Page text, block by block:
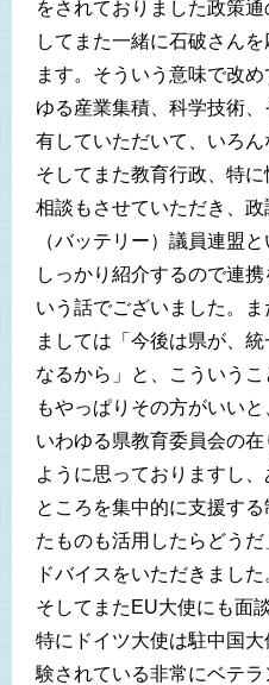
をされておりました政策
してまた一緒に石破さん
ます。そういう意味で改
ゆる産業集積、科学技術
有していただいて、いろん
そしてまた教育行政、特
相談もさせていただき、
（バッテリー）議員連盟
しっかり紹介するので連
いう話でございました。
ましては「今後は県が、
なるから」と、こういう
もやっぱりその方がいい
いわゆる県教育委員会の
ように思っておりますし
ところを集中的に支援す
たものも活用したらどう
ドバイスをいただきまし
そしてまたEU大使にも面
特にドイツ大使は駐中国
験されている非常にベテ